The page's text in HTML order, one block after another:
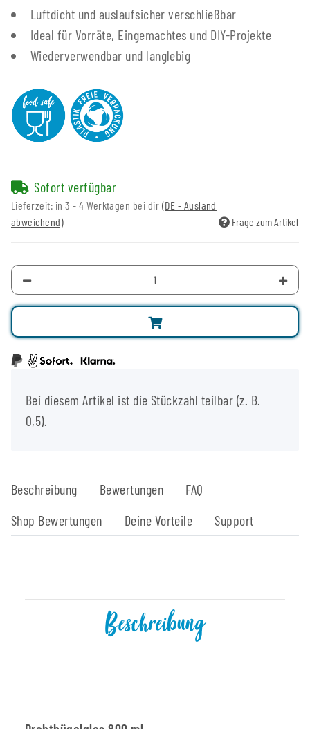
Luftdicht und auslaufsicher verschließbar
Ideal für Vorräte, Eingemachtes und DIY-Projekte
Wiederverwendbar und langlebig
Sofort verfügbar
Lieferzeit: in 3 - 4 Werktagen bei dir (DE - Ausland
abweichend)
Frage zum Artikel
Bei diesem Artikel ist die Stückzahl teilbar (z. B.
0,5).
Beschreibung Bewertungen
FAQ
Shop Bewertungen
Deine Vorteile Support
Beschreibung